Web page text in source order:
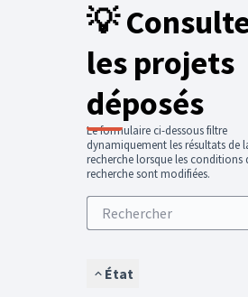
💡
les projets
déposés
Le formulaire ci-dessous filtre
dynamiquement les résultats de
recherche lorsque les conditions
recherche sont modifiées.
État